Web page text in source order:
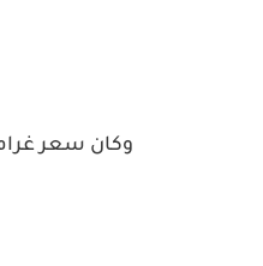
وكان سعر